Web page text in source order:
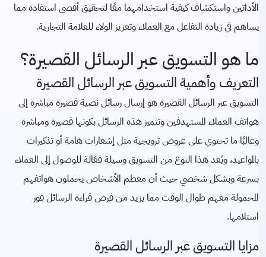
الأداتين واستكشاف كيفية استخدامهما معًا لتحقيق أقصى استفادة مما
يساهم في زيادة التفاعل مع العملاء وتعزيز الولاء للعلامة التجارية.
ما هو التسويق عبر الرسائل القصيرة؟
التعريف وأهمية التسويق عبر الرسائل القصيرة
التسويق عبر الرسائل القصيرةهو إرسال رسائل نصية قصيرة مباشرة إلى
هواتف العملاء المستهدفين وتتميز هذه الرسائل بكونها قصيرة ومباشرة
وغالبًا ما تحتوي على عروض ترويجية مثل إشعارات هامة أو تذكيرات
بالمواعيد، ويُعد هذا النوع من التسويق وسيلة فعّالة للوصول إلى العملاء
بسرعة وبشكل شخصي حيث أن معظم الأشخاص يحملون هواتفهم
المحمولة معهم طوال الوقت مما يزيد من فرص قراءة الرسائل فور
استلامها.
مزايا التسويق عبر الرسائل القصيرة